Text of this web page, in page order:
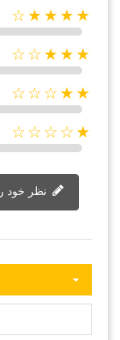
★★★★☆
★★★☆☆
★★☆☆☆
★☆☆☆☆